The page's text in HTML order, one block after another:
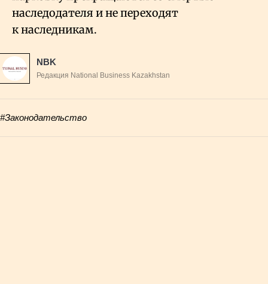
наследодателя и не переходят
к наследникам.
NBK
Редакция National Business Kazakhstan
#Законодательство